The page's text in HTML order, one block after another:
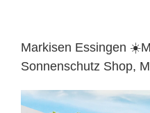
Markisen Essingen
Sonnenschutz Shop,